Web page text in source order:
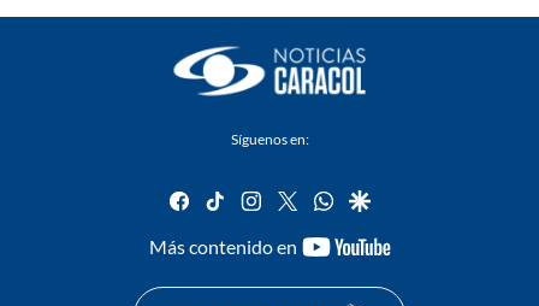
Síguenos en:
facebook
tiktok instagram
twitterwhatsapp
google
Más contenido en
youtube-